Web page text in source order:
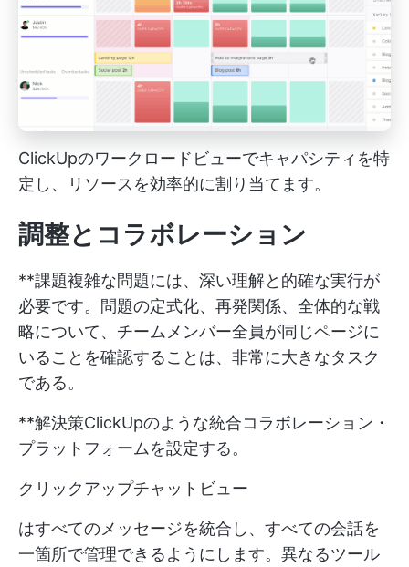
ClickUpのワークロードビューでキャパシティを特
定し、リソースを効率的に割り当てます。
調整とコラボレーション
**課題複雑な問題には、深い理解と的確な実行が
必要です。問題の定式化、再発関係、全体的な戦
略について、チームメンバー全員が同じページに
いることを確認することは、非常に大きなタスク
である。
**解決策ClickUpのような統合コラボレーション・
プラットフォームを設定する。
クリックアップチャットビュー
はすべてのメッセージを統合し、すべての会話を
一箇所で管理できるようにします。異なるツール